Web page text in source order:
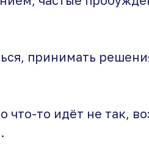
принимать
что-то идёт не так,